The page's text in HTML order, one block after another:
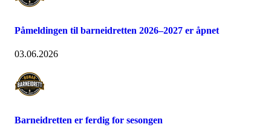
Påmeldingen til barneidretten 2026–2027 er åpnet
03.06.2026
Barneidretten er ferdig for sesongen